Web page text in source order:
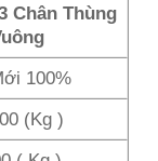
Chân Thùng
100%
(Kg )